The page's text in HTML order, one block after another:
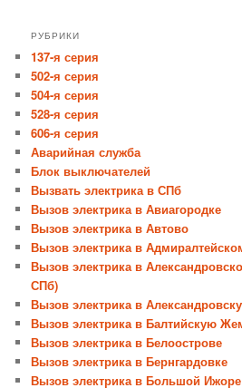
РУБРИКИ
137-я серия
502-я серия
504-я серия
528-я серия
606-я серия
Аварийная служба
Блок выключателей
Вызвать электрика в СПб
Вызов электрика в Авиагородке
Вызов электрика в Автово
Вызов электрика в
Вызов электрика в
СПб)
Вызов электрика в
Вызов электрика в Балтийскую
Вызов электрика в Белоострове
Вызов электрика в Бернгардовке
Вызов электрика в Большой Ижоре